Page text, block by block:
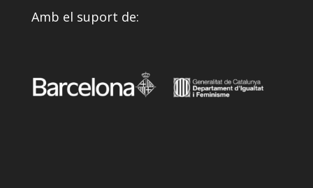
Amb el suport de: